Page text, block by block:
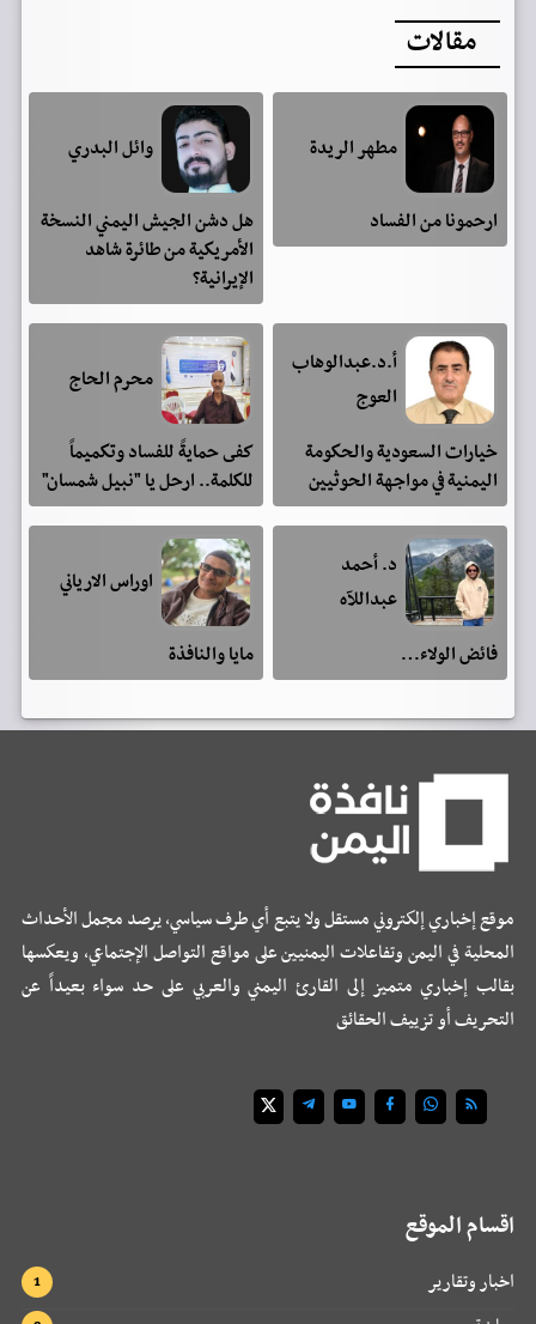
مقالات
مطهر الريدة
ارحمونا من الفساد
وائل البدري
هل دشن الجيش اليمني النسخة
الأمريكية من طائرة شاهد
الإيرانية؟
أ.د.عبدالوهاب
العوج
خيارات السعودية والحكومة
اليمنية في مواجهة الحوثيين
محرم الحاج
كفى حمايةً للفساد وتكميماً
للكلمة.. ارحل يا "نبيل شمسان"
د. أحمد
عبداللآه
فائض الولاء…
اوراس الارياني
مايا والنافذة
موقع إخباري إلكتروني مستقل ولا يتبع أي طرف سياسي، يرصد مجمل الأحداث
المحلية في اليمن وتفاعلات اليمنيين على مواقع التواصل الإجتماعي، ويعكسها
بقالب إخباري متميز إلى القارئ اليمني والعربي على حد سواء بعيداً عن
التحريف أو تزييف الحقائق
اقسام الموقع
اخبار وتقارير